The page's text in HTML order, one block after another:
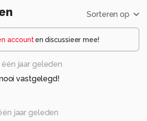
Sorteren op
account en discussieer mee!
één jaar geleden
jaar geleden